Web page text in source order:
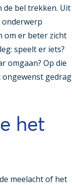
de bel trekken. Uit
onderwerp
om er beter zicht
speelt er iets?
omgaan? Op die
ongewenst gedrag
het
meelacht of het